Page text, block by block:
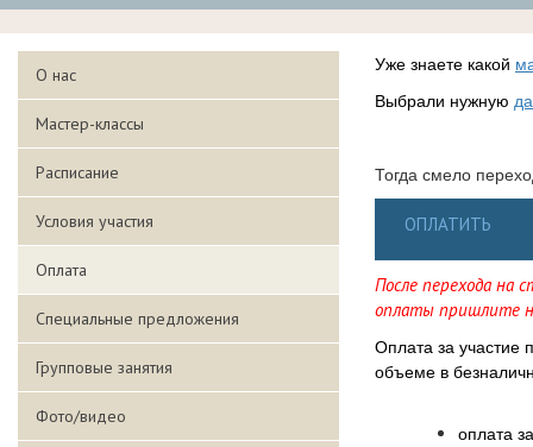
О нас
Мастер-классы
Расписание
Условия участия
Оплата
Специальные предложения
Групповые занятия
Фото/видео
Уже знаете какой
Выбрали нужную
Тогда смело
ОПЛАТИТЬ
После перехода на
оплаты пришлите
Оплата за участие
объеме в
оплата